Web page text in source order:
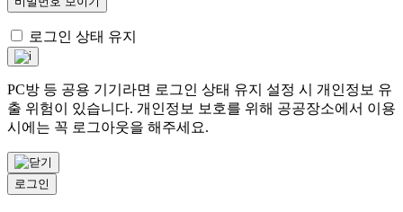
로그인 상태 유지
PC방 등 공용 기기라면 로그인 상태 유지 설정 시 개인정보 유
출 위험이 있습니다. 개인정보 보호를 위해 공공장소에서 이용
시에는 꼭 로그아웃을 해주세요.
로그인